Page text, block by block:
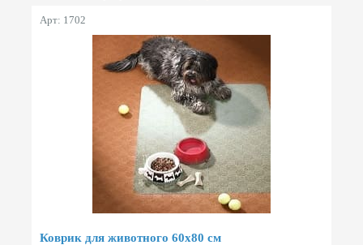
Арт: 1702
Коврик для животного 60х80 см